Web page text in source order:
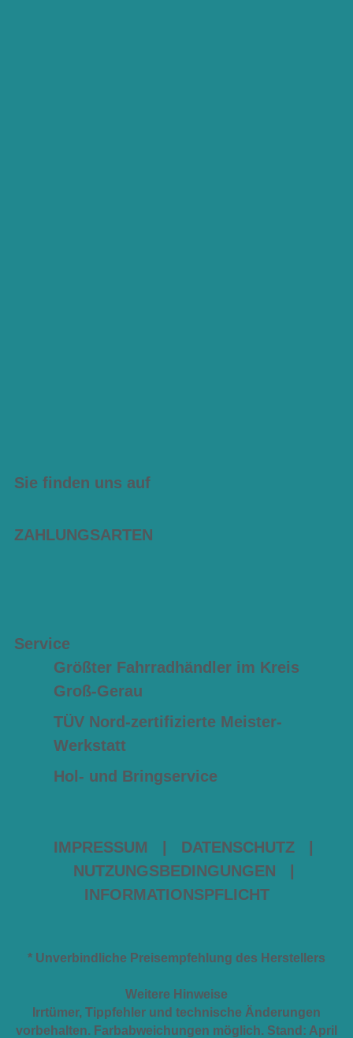
Sie finden uns auf
ZAHLUNGSARTEN
Service
Größter Fahrradhändler im Kreis
Groß-Gerau
TÜV Nord-zertifizierte Meister-
Werkstatt
Hol- und Bringservice
IMPRESSUM DATENSCHUTZ
NUTZUNGSBEDINGUNGEN
INFORMATIONSPFLICHT
* Unverbindliche Preisempfehlung des Herstellers
Weitere Hinweise
Irrtümer, Tippfehler und technische Änderungen
vorbehalten. Farbabweichungen möglich. Stand: April